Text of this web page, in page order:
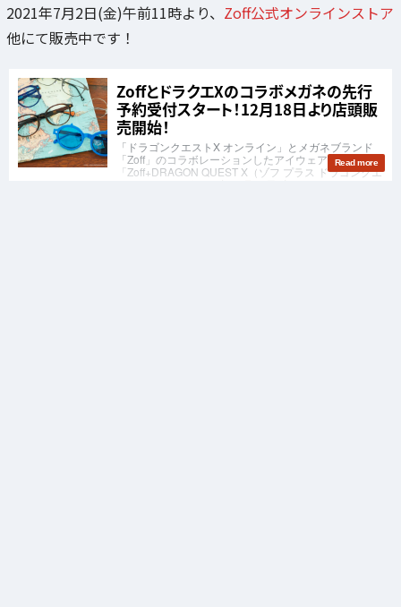
2021年7月2日(金)午前11時より、 Zoff公式オンラインストア
他にて販売中です！